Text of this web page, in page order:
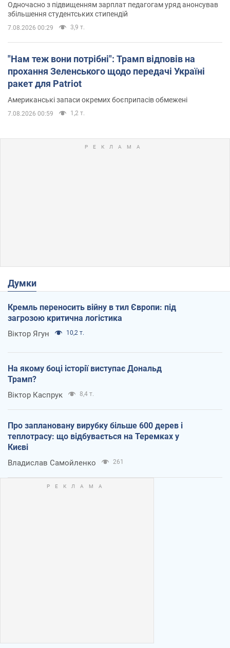
Одночасно з підвищенням зарплат педагогам уряд анонсував
збільшення студентських стипендій
7.08.2026 00:29 3,9 т.
"Нам теж вони потрібні": Трамп відповів на
прохання Зеленського щодо передачі Україні
ракет для Patriot
Американські запаси окремих боєприпасів обмежені
7.08.2026 00:59 1,2 т.
Думки
Кремль переносить війну в тил Європи: під
загрозою критична логістика
Віктор Ягун 10,2 т.
На якому боці історії виступає Дональд
Трамп?
Віктор Каспрук 8,4 т.
Про заплановану вирубку більше 600 дерев і
теплотрасу: що відбувається на Теремках у
Києві
Владислав Самойленко 261